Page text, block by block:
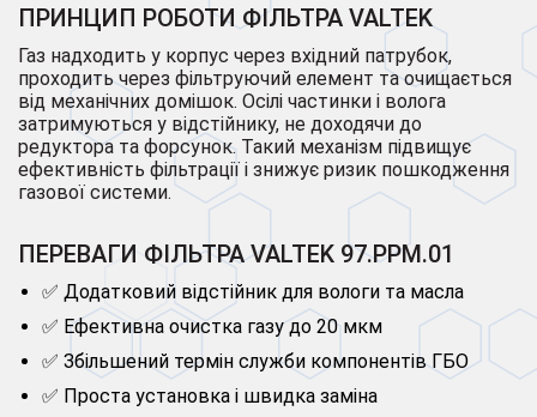
ПРИНЦИП РОБОТИ ФІЛЬТРА VALTEK
Газ надходить у корпус через вхідний патрубок,
проходить через фільтруючий елемент та очищається
від механічних домішок. Осілі частинки і волога
затримуються у відстійнику, не доходячи до
редуктора та форсунок. Такий механізм підвищує
ефективність фільтрації і знижує ризик пошкодження
газової системи.
ПЕРЕВАГИ ФІЛЬТРА VALTEK 97.PPM.01
✅ Додатковий відстійник для вологи та масла
✅ Ефективна очистка газу до 20 мкм
✅ Збільшений термін служби компонентів ГБО
✅ Проста установка і швидка заміна